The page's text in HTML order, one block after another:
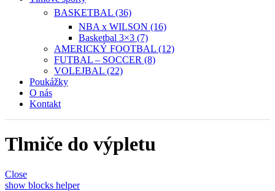
BASKETBAL (36)
NBA x WILSON (16)
Basketbal 3×3 (7)
AMERICKÝ FOOTBAL (12)
FUTBAL – SOCCER (8)
VOLEJBAL (22)
Poukážky
O nás
Kontakt
Tlmiče do výpletu
Close
show blocks helper